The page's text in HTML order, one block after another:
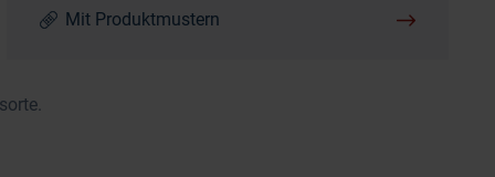
Mit Produktmustern